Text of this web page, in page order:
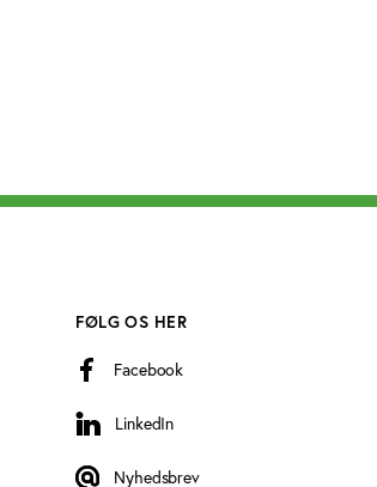
FØLG OS HER
Facebook
LinkedIn
LinkedIn
Nyhedsbrev